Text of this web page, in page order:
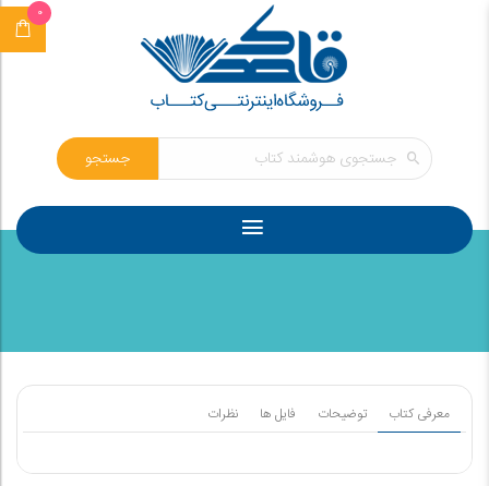
0
جستجو
معرفی کتاب توضیحات فایل ها نظرات